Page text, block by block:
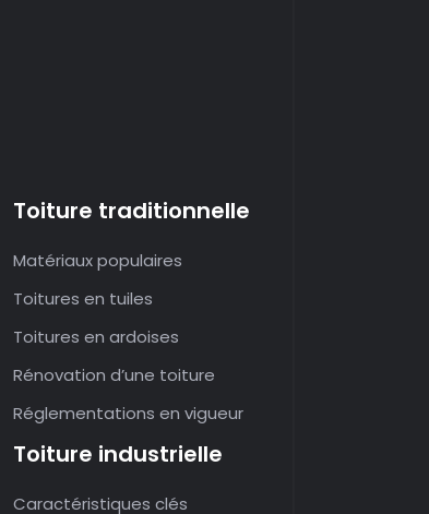
Toiture traditionnelle
Matériaux populaires
Toitures en tuiles
Toitures en ardoises
Rénovation d’une toiture
Réglementations en vigueur
Toiture industrielle
Caractéristiques clés